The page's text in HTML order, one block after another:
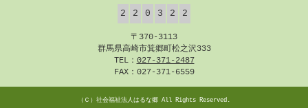
2 2 0 3 2 2
〒370-3113
群馬県高崎市箕郷町松之沢333
TEL： 027-371-2487
FAX：027-371-6559
（Ｃ） 社会福祉法人はるな郷 All Rights Reserved.